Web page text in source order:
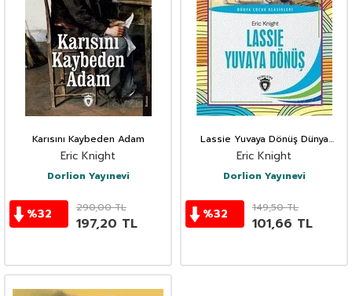
Karısını Kaybeden Adam
Eric Knight
Dorlion Yayınevi
%32 290,00TL
197,20 TL
Lassie Yuvaya Dönüş Dünya
Çocuk Klasikleri (7-12 Yaş)
Eric Knight
Dorlion Yayınevi
%32 149,50TL
101,66 TL